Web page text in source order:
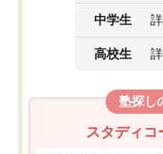
中学生
高校生
塾探し
スタディコ